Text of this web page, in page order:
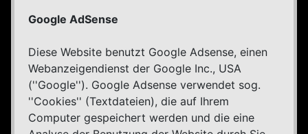
Google AdSense
Diese Website benutzt Google Adsense, einen
Webanzeigendienst der Google Inc., USA
(''Google''). Google Adsense verwendet sog.
''Cookies'' (Textdateien), die auf Ihrem
Computer gespeichert werden und die eine